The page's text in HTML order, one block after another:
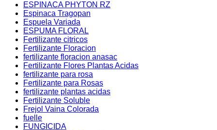
ESPINACA PHYTON RZ
Espinaca Tragopan
Espuela Variada
ESPUMA FLORAL
Fertilizante citricos
Fertilizante Floracion
fertilizante floracion anasac
Fertilizante Flores Plantas Acidas
fertilizante para rosa
Fertilizante para Rosas
fertilizante plantas acidas
Fertilizante Soluble
Frejol Vaina Colorada
fuelle
FUNGICIDA